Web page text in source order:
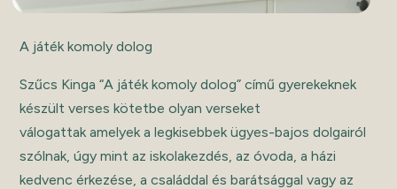
A játék komoly dolog
Szűcs Kinga “A játék komoly dolog” című gyerekeknek
készült verses kötetbe olyan verseket
válogattak amelyek a legkisebbek ügyes-bajos dolgairól
szólnak, úgy mint az iskolakezdés, az óvoda, a házi
kedvenc érkezése, a családdal és barátsággal vagy az